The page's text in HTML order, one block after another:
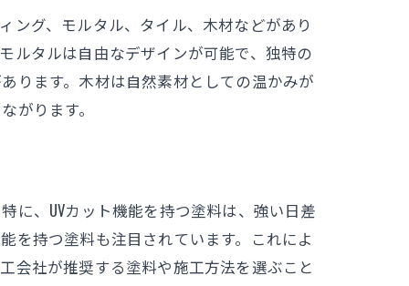
法
ング、モルタル、タイル、木材などがあり
ルタルは自由なデザインが可能で、独特の
ります。木材は自然素材としての温かみが
がります。
に、UVカット機能を持つ塗料は、強い日差
を持つ塗料も注目されています。これによ
会社が推奨する塗料や施工方法を選ぶこと